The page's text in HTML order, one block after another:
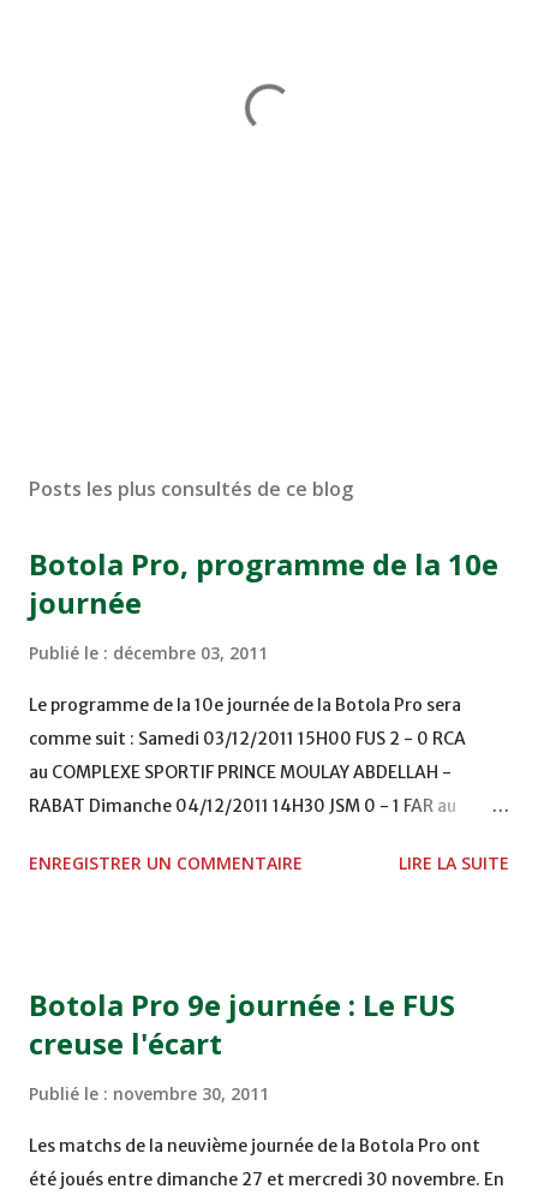
Posts les plus consultés de ce blog
Botola Pro, programme de la 10e
journée
Publié le : décembre 03, 2011
Le programme de la 10e journée de la Botola Pro sera
comme suit : Samedi 03/12/2011 15H00 FUS 2 - 0 RCA
au COMPLEXE SPORTIF PRINCE MOULAY ABDELLAH -
RABAT Dimanche 04/12/2011 14H30 JSM 0 - 1 FAR au
TERRAIN EL ABDI - EL JADIDA 16h30 OCK 0 - 1 HUSA
Mardi 06/12/2011 15H00 WAF - OCS au COMPLEXE SPORTIF
DE FES - FES WAC - MAS Reporté pour cause de finale de la
ENREGISTRER UN COMMENTAIRE LIRE LA SUITE
Botola Pro 9e journée : Le FUS
creuse l'écart
Publié le : novembre 30, 2011
Les matchs de la neuvième journée de la Botola Pro ont
été joués entre dimanche 27 et mercredi 30 novembre. En